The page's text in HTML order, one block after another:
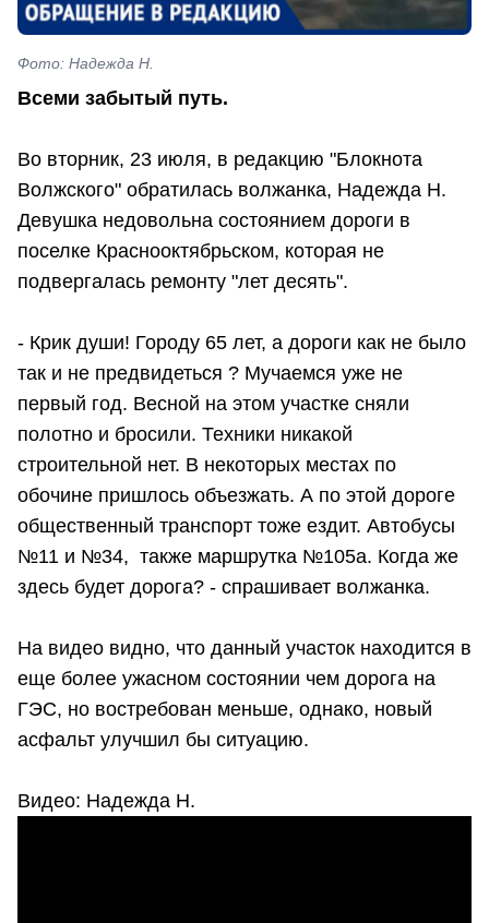
Фото: Надежда Н.
Всеми забытый путь.
Во вторник, 23 июля, в редакцию "Блокнота
Волжского" обратилась волжанка, Надежда Н.
Девушка недовольна состоянием дороги в
поселке Краснооктябрьском, которая не
подвергалась ремонту "лет десять".
- Крик души! Городу 65 лет, а дороги как не было
так и не предвидеться ? Мучаемся уже не
первый год. Весной на этом участке сняли
полотно и бросили. Техники никакой
строительной нет. В некоторых местах по
обочине пришлось объезжать. А по этой дороге
общественный транспорт тоже ездит. Автобусы
№11 и №34, также маршрутка №105а. Когда же
здесь будет дорога? - спрашивает волжанка.
На видео видно, что данный участок находится в
еще более ужасном состоянии чем дорога на
ГЭС, но востребован меньше, однако, новый
асфальт улучшил бы ситуацию.
Видео: Надежда Н.